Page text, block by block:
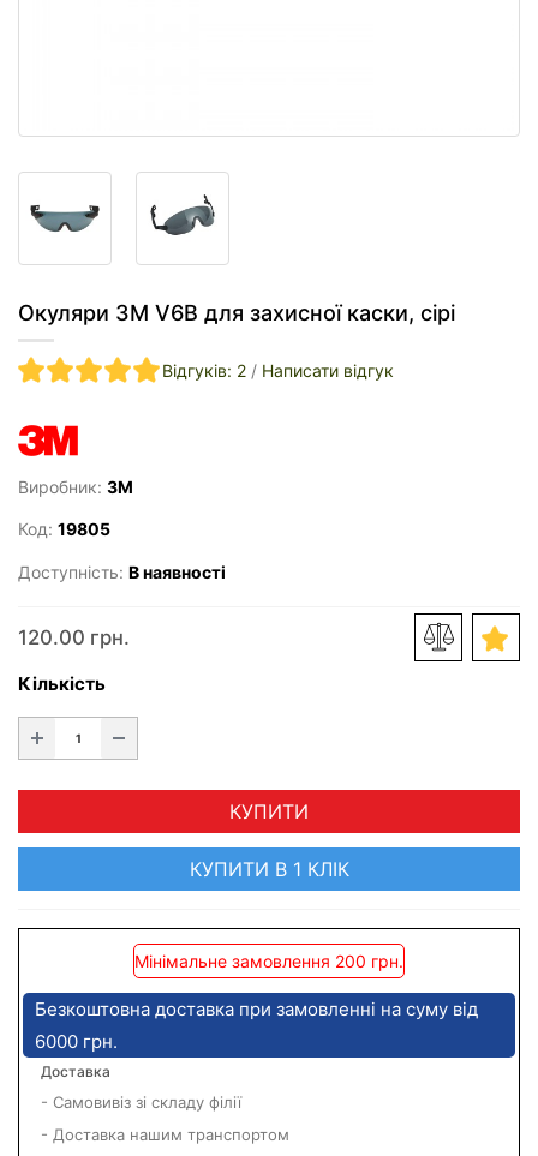
Окуляри 3M V6B для захисної каски, сірі
Відгуків: 2 / Написати відгук
Виробник: 3M
Код: 19805
Доступність: В наявності
120.00 грн.
Кількість
КУПИТИ
КУПИТИ В 1 КЛІК
Мінімальне замовлення 200 грн.
Безкоштовна доставка при замовленні на суму від
6000 грн.
Доставка
- Самовивіз зі складу філії
- Доставка нашим транспортом